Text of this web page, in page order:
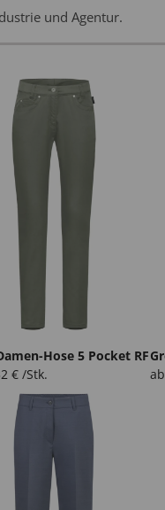
und Agentur.
Hose 5 Pocket RF
€ /Stk.
ab